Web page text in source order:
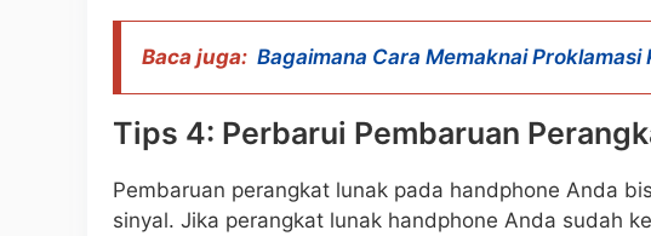
Baca juga: Bagaimana Cara Memaknai Proklamasi
Tips 4: Perbarui Pembaruan
Pembaruan perangkat lunak pada handphone Anda
sinyal. Jika perangkat lunak handphone Anda sudah